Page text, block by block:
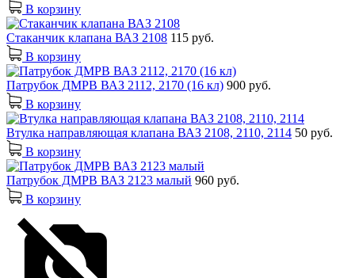
В корзину
Стаканчик клапана ВАЗ 2108 115 руб.
В корзину
Патрубок ДМРВ ВАЗ 2112, 2170 (16 кл) 900 руб.
В корзину
Втулка направляющая клапана ВАЗ 2108, 2110, 2114 50 руб.
В корзину
Патрубок ДМРВ ВАЗ 2123 малый 960 руб.
В корзину